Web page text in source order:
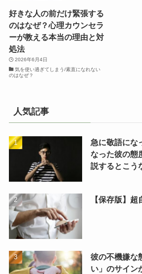
好きな人の前だけ緊張する
のはなぜ？心理カウンセラ
ーが教える本当の理由と対
処法
2026年6月4日
気を使い過ぎてしまう/素直になれない
のはなぜ？
人気記事
急に敬語にな
なった彼の態
説するとこう
【保存版】
彼の不機嫌な
い」のサイン